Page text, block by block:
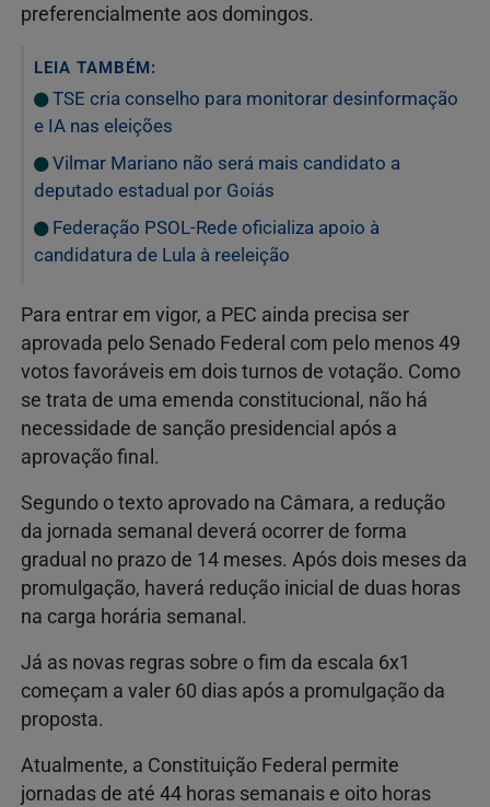
preferencialmente aos domingos.
LEIA TAMBÉM:
TSE cria conselho para monitorar desinformação
e IA nas eleições
Vilmar Mariano não será mais candidato a
deputado estadual por Goiás
Federação PSOL-Rede oficializa apoio à
candidatura de Lula à reeleição
Para entrar em vigor, a PEC ainda precisa ser
aprovada pelo Senado Federal com pelo menos 49
votos favoráveis em dois turnos de votação. Como
se trata de uma emenda constitucional, não há
necessidade de sanção presidencial após a
aprovação final.
Segundo o texto aprovado na Câmara, a redução
da jornada semanal deverá ocorrer de forma
gradual no prazo de 14 meses. Após dois meses da
promulgação, haverá redução inicial de duas horas
na carga horária semanal.
Já as novas regras sobre o fim da escala 6x1
começam a valer 60 dias após a promulgação da
proposta.
Atualmente, a Constituição Federal permite
jornadas de até 44 horas semanais e oito horas